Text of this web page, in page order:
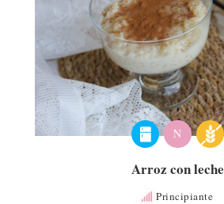
N
Arroz con leche
Principiante